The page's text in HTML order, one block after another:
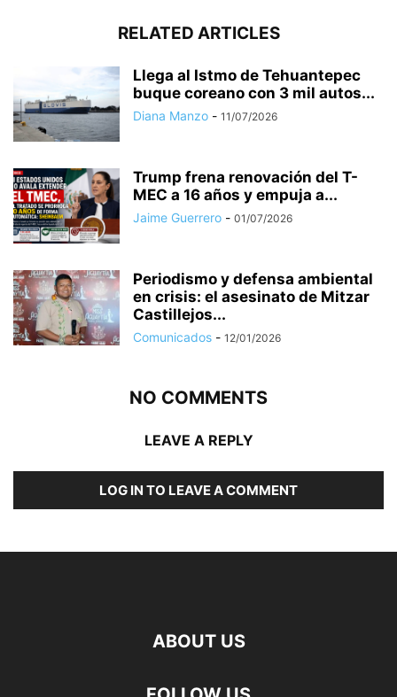
RELATED ARTICLES
Llega al Istmo de Tehuantepec
buque coreano con 3 mil autos...
Diana Manzo - 11/07/2026
Trump frena renovación del T-
MEC a 16 años y empuja a...
Jaime Guerrero - 01/07/2026
Periodismo y defensa ambiental
en crisis: el asesinato de Mitzar
Castillejos...
Comunicados - 12/01/2026
NO COMMENTS
LEAVE A REPLY
LOG IN TO LEAVE A COMMENT
ABOUT US